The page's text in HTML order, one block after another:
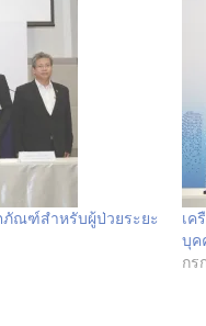
ภัณฑ์สำหรับผู้ป่วยระยะ
เค
บุค
กร